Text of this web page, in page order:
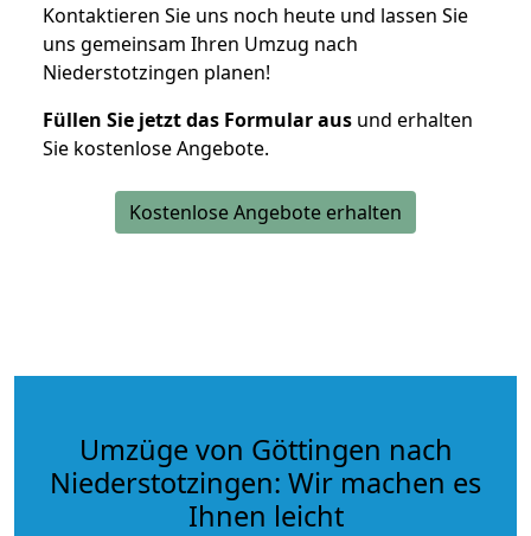
Kontaktieren Sie uns noch heute und lassen Sie
uns gemeinsam Ihren Umzug nach
Niederstotzingen planen!
Füllen Sie jetzt das Formular aus und erhalten
Sie kostenlose Angebote.
Kostenlose Angebote erhalten
Umzüge von Göttingen nach
Niederstotzingen: Wir machen es
Ihnen leicht